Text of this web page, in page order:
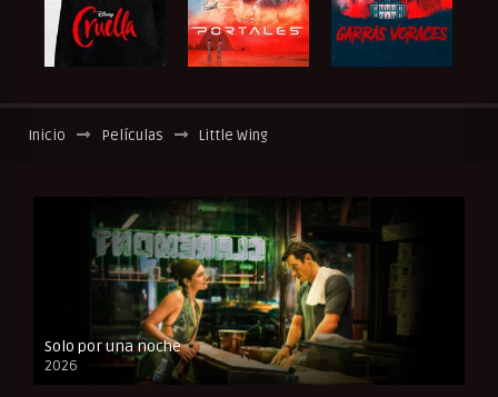
Inicio Películas Little Wing
Solo por una noche
2026
CAM